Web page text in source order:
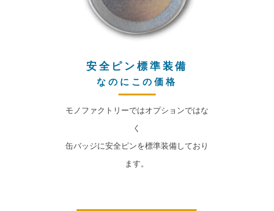
安全ピン標準装備
なのにこの価格
モノファクトリーではオプションではな
く
缶バッジに安全ピンを標準装備しており
ます。